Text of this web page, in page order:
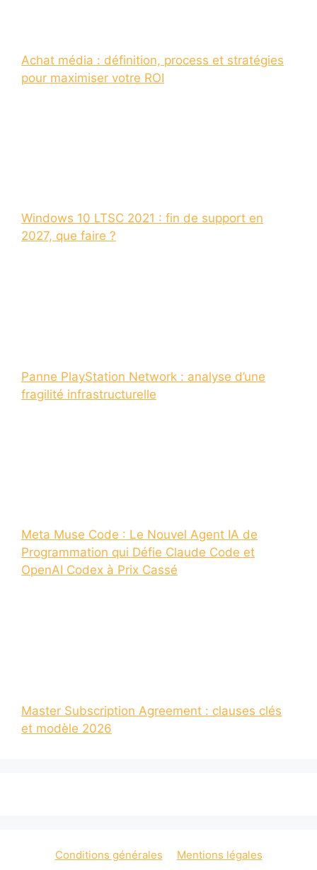
Achat média : définition, process et stratégies
pour maximiser votre ROI
Windows 10 LTSC 2021 : fin de support en
2027, que faire ?
Panne PlayStation Network : analyse d’une
fragilité infrastructurelle
Meta Muse Code : Le Nouvel Agent IA de
Programmation qui Défie Claude Code et
OpenAI Codex à Prix Cassé
Master Subscription Agreement : clauses clés
et modèle 2026
Conditions générales Mentions légales